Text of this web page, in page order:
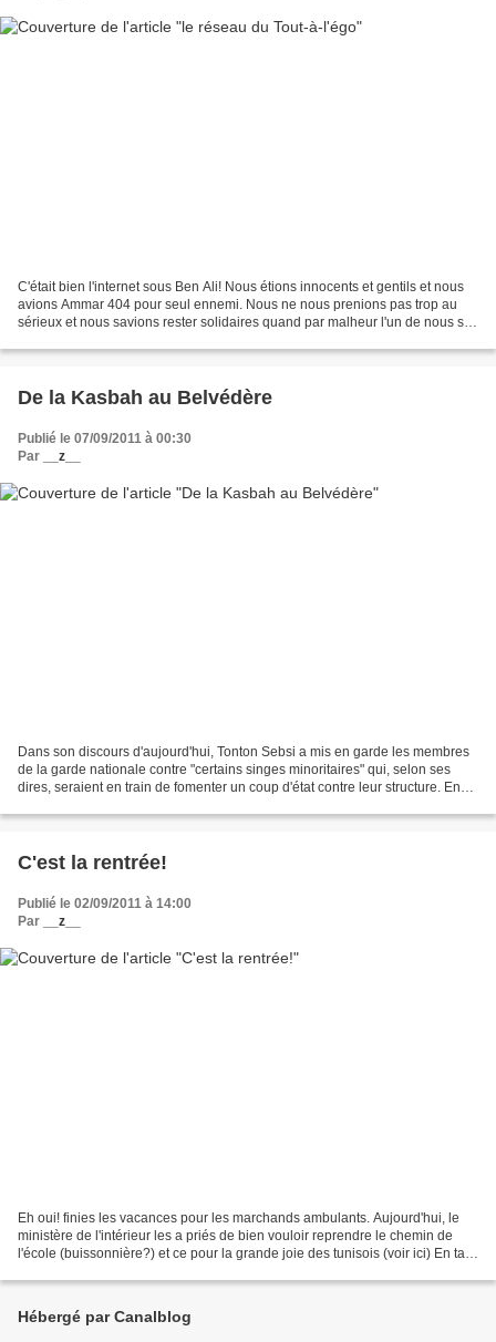
C'était bien l'internet sous Ben Ali! Nous étions innocents et gentils et nous
avions Ammar 404 pour seul ennemi. Nous ne nous prenions pas trop au
sérieux et nous savions rester solidaires quand par malheur l'un de nous se
De la Kasbah au Belvédère
Publié le 07/09/2011 à 00:30
Par
__z__
Dans son discours d'aujourd'hui, Tonton Sebsi a mis en garde les membres
de la garde nationale contre "certains singes minoritaires" qui, selon ses
dires, seraient en train de fomenter un coup d'état contre leur structure. En
C'est la rentrée!
Publié le 02/09/2011 à 14:00
Par
__z__
Eh oui! finies les vacances pour les marchands ambulants. Aujourd'hui, le
ministère de l'intérieur les a priés de bien vouloir reprendre le chemin de
l'école (buissonnière?) et ce pour la grande joie des tunisois (voir ici) En tant
Hébergé par Canalblog